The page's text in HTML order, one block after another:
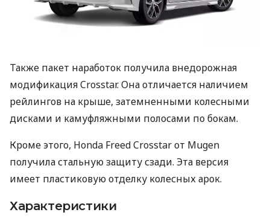
Также пакет наработок получила внедорожная
модификация Crosstar. Она отличается наличием
рейлингов на крыше, затемненными колесными
дисками и камуфляжными полосами по бокам.
Кроме этого, Honda Freed Crosstar от Mugen
получила стальную защиту сзади. Эта версия
имеет пластиковую отделку колесных арок.
Характеристики